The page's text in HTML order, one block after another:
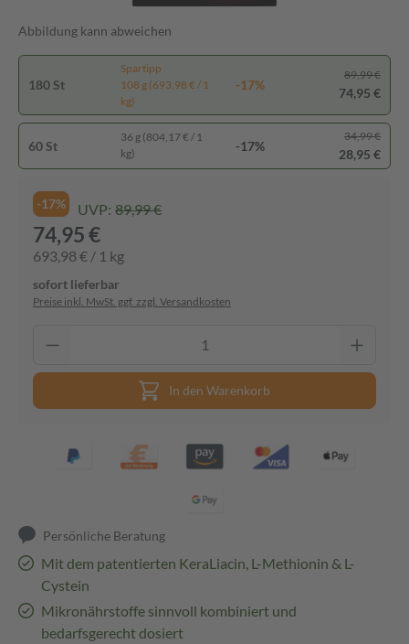
Abbildung kann abweichen
180 St
Spartipp
108 g (693,98 € / 1
kg)
-17%
89,99 €
74,95 €
60 St
36 g (804,17 € / 1
kg)
-17%
34,99 €
28,95 €
-17% UVP: 89,99 €
74,95 €
693,98 € / 1 kg
sofort lieferbar
Preise inkl. MwSt. ggf. zzgl. Versandkosten
In den Warenkorb
Persönliche Beratung
Mit dem patentierten KeraLiacin, L-Methionin & L-
Cystein
Mikronährstoffe sinnvoll kombiniert und
bedarfsgerecht dosiert